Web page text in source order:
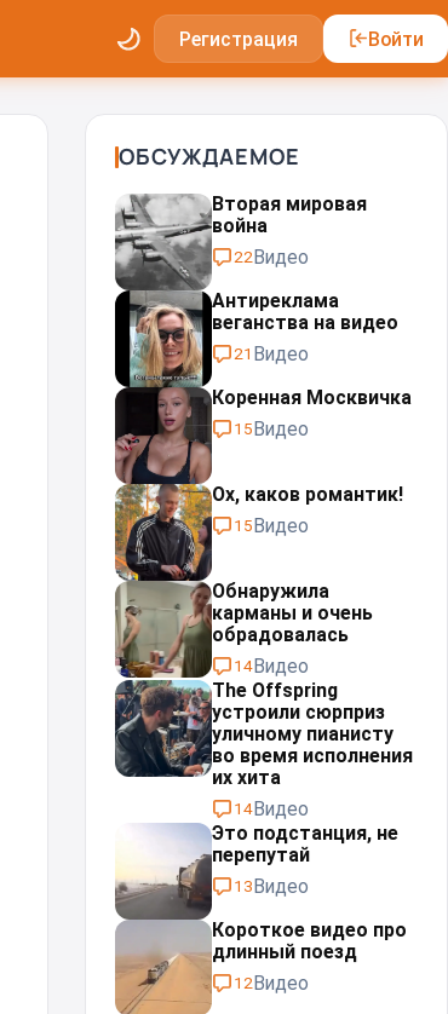
Регистрация Войти
ОБСУЖДАЕМОЕ
Вторая мировая
война
22Видео
Антиреклама
веганства на видео
21 Видео
Коренная Москвичка
15Видео
Ох, каков романтик!
15Видео
Обнаружила
карманы и очень
обрадовалась
14Видео
The Offspring
устроили сюрприз
уличному пианисту
во время исполнения
их хита
14Видео
Это подстанция, не
перепутай⁠⁠
13Видео
Короткое видео про
длинный поезд
12Видео